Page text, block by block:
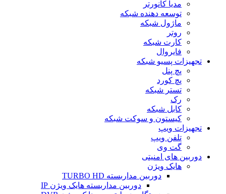
مدیا کانورتر
توسعه دهنده شبکه
ماژول شبکه
روتر
کارت شبکه
فایروال
تجهیزات پسیو شبکه
پچ پنل
پچ کورد
تستر شبکه
رک
کابل شبکه
کیستون و سوکت شبکه
تجهیزات ویپ
تلفن ویپ
گت وی
دوربین های امنیتی
هایک ویژن
دوربین مداربسته TURBO HD
دوربین مداربسته هایک ویژن IP